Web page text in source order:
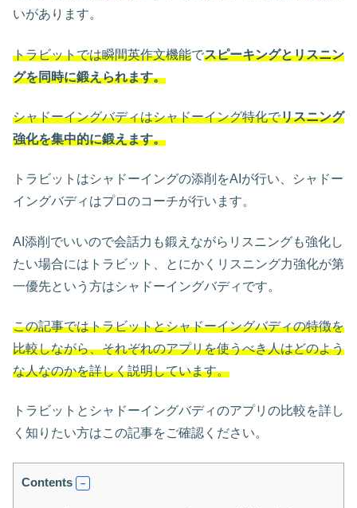
いがあります。
トラビットでは瞬間英作文機能でスピーキングとリスニン
グを同時に鍛えられます。
シャドーイングバディはシャドーイング特化でリスニング
強化を集中的に鍛えます。
トラビットはシャドーイングの添削をAIが行い、シャドー
イングバディはプロのコーチが行います。
AI添削でいいので会話力も鍛えながらリスニングも強化し
たい場合にはトラビット、とにかくリスニング力強化が第
一優先という方はシャドーイングバディです。
この記事ではトラビットとシャドーイングバディの特徴を
比較しながら、それぞれのアプリを使うべき人はどのよう
な人なのかを詳しく説明しています。
トラビットとシャドーイングバディのアプリの比較を詳し
く知りたい方はこの記事をご確認ください。
Contents